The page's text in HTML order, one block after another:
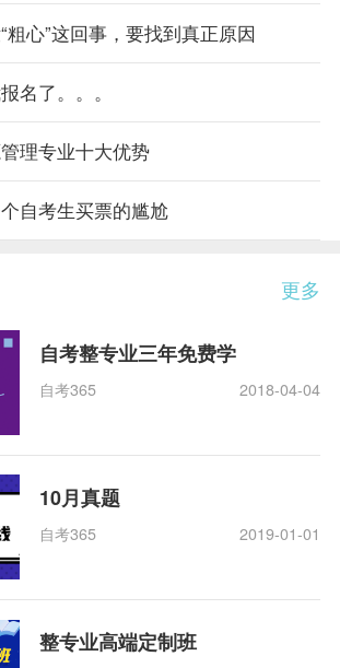
粗心”这回事，要找到真正原因
名了。。。
理专业十大优势
自考生买票的尴尬
更多
自考整专业三年免费学
自考365 2018-04-04
10月真题
自考365 2019-01-01
整专业高端定制班